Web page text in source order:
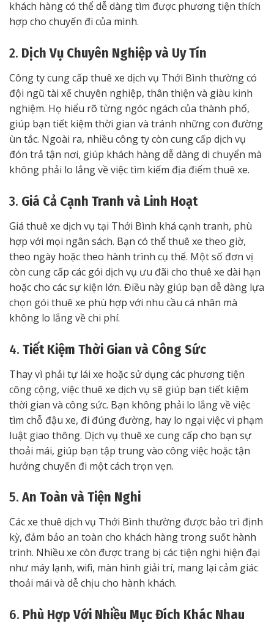
khách hàng có thể dễ dàng tìm được phương tiện thích
hợp cho chuyến đi của mình.
2. Dịch Vụ Chuyên Nghiệp và Uy Tín
Công ty cung cấp thuê xe dịch vụ Thới Bình thường có
đội ngũ tài xế chuyên nghiệp, thân thiện và giàu kinh
nghiệm. Họ hiểu rõ từng ngóc ngách của thành phố,
giúp bạn tiết kiệm thời gian và tránh những con đường
ùn tắc. Ngoài ra, nhiều công ty còn cung cấp dịch vụ
đón trả tận nơi, giúp khách hàng dễ dàng di chuyển mà
không phải lo lắng về việc tìm kiếm địa điểm thuê xe.
3. Giá Cả Cạnh Tranh và Linh Hoạt
Giá thuê xe dịch vụ tại Thới Bình khá cạnh tranh, phù
hợp với mọi ngân sách. Bạn có thể thuê xe theo giờ,
theo ngày hoặc theo hành trình cụ thể. Một số đơn vị
còn cung cấp các gói dịch vụ ưu đãi cho thuê xe dài hạn
hoặc cho các sự kiện lớn. Điều này giúp bạn dễ dàng lựa
chọn gói thuê xe phù hợp với nhu cầu cá nhân mà
không lo lắng về chi phí.
4. Tiết Kiệm Thời Gian và Công Sức
Thay vì phải tự lái xe hoặc sử dụng các phương tiện
công cộng, việc thuê xe dịch vụ sẽ giúp bạn tiết kiệm
thời gian và công sức. Bạn không phải lo lắng về việc
tìm chỗ đậu xe, đi đúng đường, hay lo ngại việc vi phạm
luật giao thông. Dịch vụ thuê xe cung cấp cho bạn sự
thoải mái, giúp bạn tập trung vào công việc hoặc tận
hưởng chuyến đi một cách trọn vẹn.
5. An Toàn và Tiện Nghi
Các xe thuê dịch vụ Thới Bình thường được bảo trì định
kỳ, đảm bảo an toàn cho khách hàng trong suốt hành
trình. Nhiều xe còn được trang bị các tiện nghi hiện đại
như máy lạnh, wifi, màn hình giải trí, mang lại cảm giác
thoải mái và dễ chịu cho hành khách.
6. Phù Hợp Với Nhiều Mục Đích Khác Nhau